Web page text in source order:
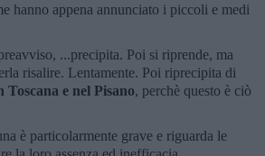
hanno appena annunciato i piccoli e medi
...precipita. Poi si riprende, ma
risalire. Lentamente. Poi riprecipita di
Toscana e nel Pisano, perchè questo è ciò
è particolarmente grave e riguarda le